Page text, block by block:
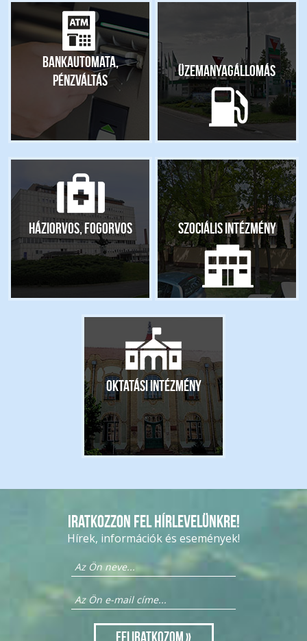
Bankautomata,
pénzváltás
Üzemanyagállomás
Háziorvos, fogorvos Szociális intézmény
Oktatási intézmény
Iratkozzon fel hírlevelünkre!
Hírek, információk és események!